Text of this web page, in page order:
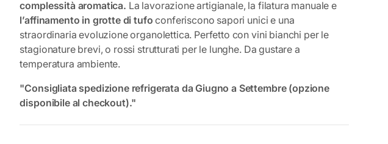
complessità aromatica. La lavorazione artigianale, la filatura manuale e
l’affinamento in grotte di tufo conferiscono sapori unici e una
straordinaria evoluzione organolettica. Perfetto con vini bianchi per le
stagionature brevi, o rossi strutturati per le lunghe. Da gustare a
temperatura ambiente.
"Consigliata spedizione refrigerata da Giugno a Settembre (opzione
disponibile al checkout)."